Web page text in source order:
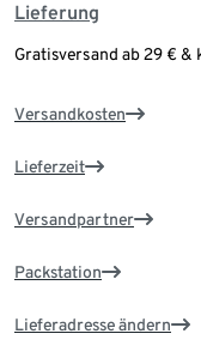
Lieferung
Gratisversand ab 29 € &
Versandkosten
Lieferzeit
Versandpartner
Packstation
Lieferadresse ändern